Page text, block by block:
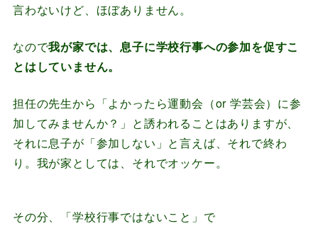
言わないけど、ほぼありません。
なので我が家では、息子に学校行事への参加を促すこ
とはしていません。
担任の先生から「よかったら運動会（or 学芸会）に参
加してみませんか？」と誘われることはありますが、
それに息子が「参加しない」と言えば、それで終わ
り。我が家としては、それでオッケー。
その分、「学校行事ではないこと」で